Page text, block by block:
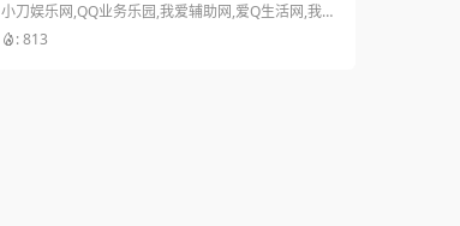
小刀娱乐网,QQ业务乐园,我爱辅助网,爱Q生活网,我爱网,小高教程网,小K娱乐网,小刀,腾讯技术网 网站描述 小刀娱乐网已经和腾讯技术网达成合作,发布最新QQ业务
: 813